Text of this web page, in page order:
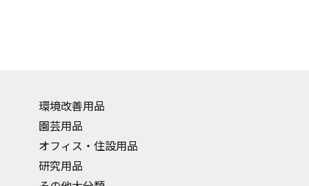
環境改善用品
園芸用品
オフィス・住設用品
研究用品